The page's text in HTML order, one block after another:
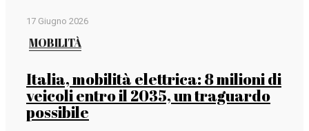
17 Giugno 2026
MOBILITÀ
Italia, mobilità elettrica: 8 milioni di
veicoli entro il 2035, un traguardo
possibile